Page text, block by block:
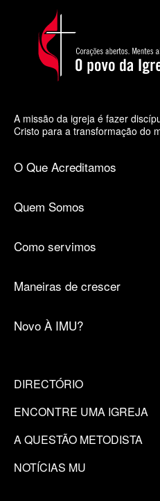
A missão da igreja é fazer
Cristo para a transformação do
O Que Acreditamos
Quem Somos
Como servimos
Maneiras de crescer
Novo À IMU?
DIRECTÓRIO
ENCONTRE UMA IGREJA
A QUESTÃO METODISTA
NOTÍCIAS MU